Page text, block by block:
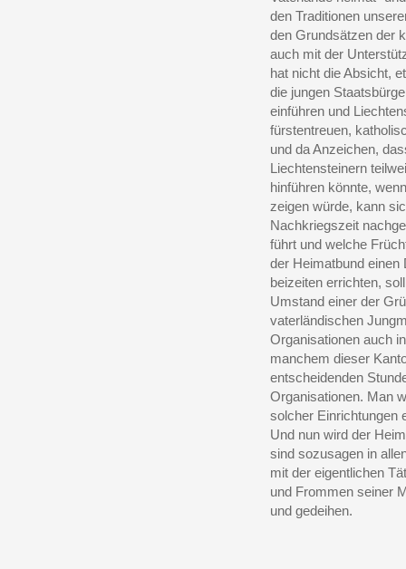
den Traditionen
den Grundsätzen der
auch mit der
hat nicht die Absicht,
die jungen
einführen und
fürstentreuen,
und da Anzeichen,
Liechtensteinern
hinführen könnte,
zeigen würde, kann
Nachkriegszeit
führt und welche
der Heimatbund
beizeiten errichten,
Umstand einer der
vaterländischen
Organisationen auch
manchem dieser
entscheidenden
Organisationen. Man
solcher Einrichtungen
Und nun wird der
sind sozusagen in
mit der eigentlichen
und Frommen seiner
und gedeihen.